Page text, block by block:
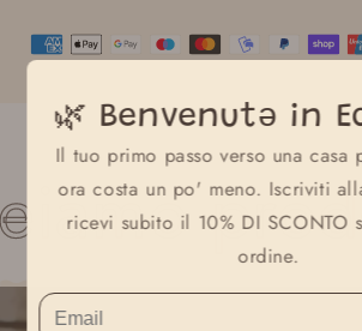
🌿 Benvenutə in
Il tuo primo passo verso una casa
ora costa un po' meno. Iscriviti
ricevi subito il 10% DI SCONTO
ordine.